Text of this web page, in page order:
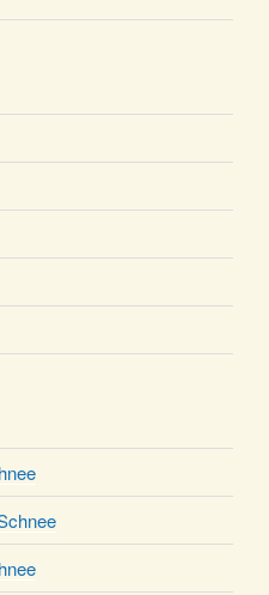
Jugend in der Kirche um
in der Kirche um 18:00